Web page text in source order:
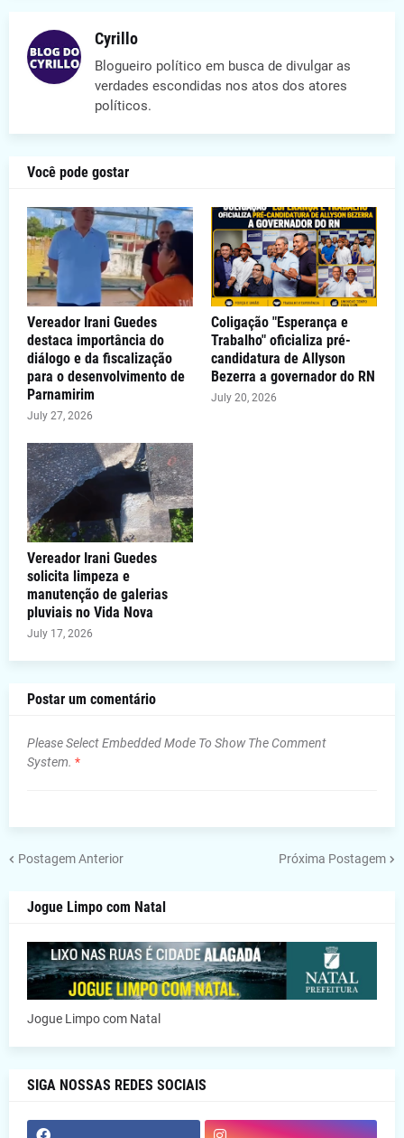
Cyrillo
Blogueiro político em busca de divulgar as
verdades escondidas nos atos dos atores
políticos.
Você pode gostar
Vereador Irani Guedes
destaca importância do
diálogo e da fiscalização
para o desenvolvimento de
Parnamirim
July 27, 2026
Coligação "Esperança e
Trabalho" oficializa pré-
candidatura de Allyson
Bezerra a governador do RN
July 20, 2026
Vereador Irani Guedes
solicita limpeza e
manutenção de galerias
pluviais no Vida Nova
July 17, 2026
Postar um comentário
Please Select Embedded Mode To Show The Comment
System. *
Postagem Anterior Próxima Postagem
Jogue Limpo com Natal
Jogue Limpo com Natal
SIGA NOSSAS REDES SOCIAIS